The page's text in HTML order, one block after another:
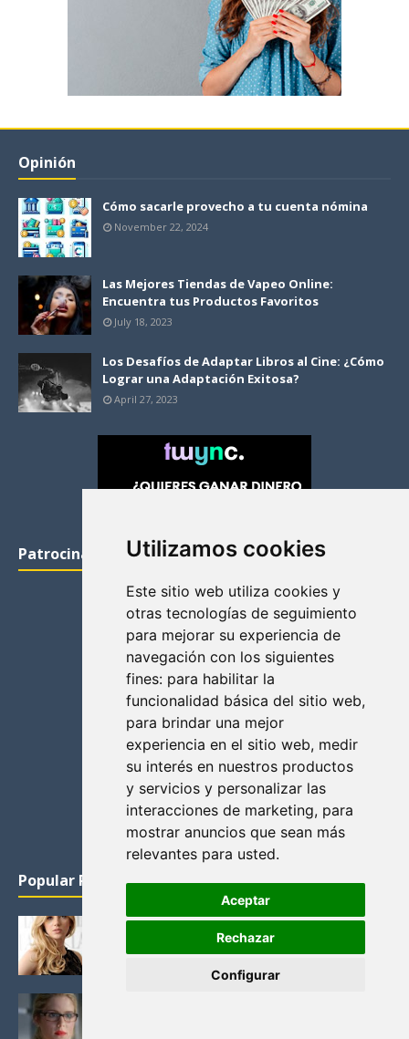
Utilizamos cookies
Este sitio web utiliza cookies y
otras tecnologías de seguimiento
para mejorar su experiencia de
navegación con los siguientes
fines: para habilitar la
funcionalidad básica del sitio web,
para brindar una mejor
experiencia en el sitio web, medir
su interés en nuestros productos
y servicios y personalizar las
interacciones de marketing, para
mostrar anuncios que sean más
relevantes para usted.
Aceptar
Rechazar
Configurar
Opinión
Cómo sacarle provecho a tu cuenta nómina
November 22, 2024
Las Mejores Tiendas de Vapeo Online:
Encuentra tus Productos Favoritos
July 18, 2023
Los Desafíos de Adaptar Libros al Cine: ¿Cómo
Lograr una Adaptación Exitosa?
April 27, 2023
Patrocinadores
Popular Posts
KATHERYN WINNICK: LA ACTRIZ MAS GUAPA DE